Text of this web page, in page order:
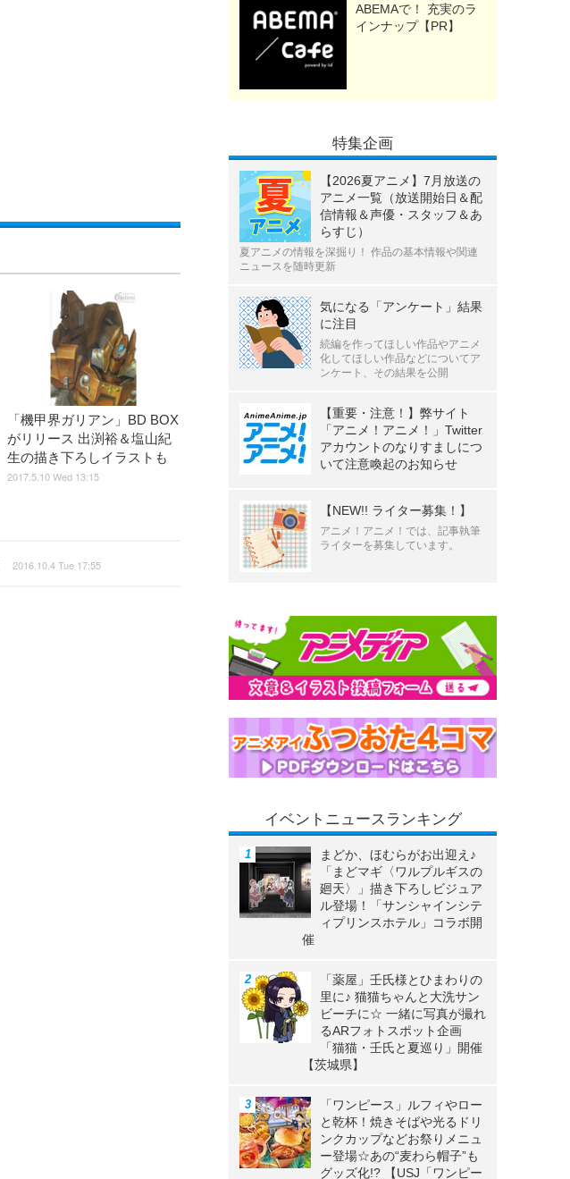
「機甲界ガリアン」BD BOX
がリリース 出渕裕＆塩山紀
生の描き下ろしイラストも
2017.5.10 Wed 13:15
2016.10.4 Tue 17:55
ABEMAで！ 充実のラ
インナップ【PR】
特集企画
【2026夏アニメ】7月放送の
アニメ一覧（放送開始日＆配
信情報＆声優・スタッフ＆あ
らすじ）
夏アニメの情報を深掘り！ 作品の基本情報や関連
ニュースを随時更新
気になる「アンケート」結果
に注目
続編を作ってほしい作品やアニメ
化してほしい作品などについてア
ンケート、その結果を公開
【重要・注意！】弊サイト
「アニメ！アニメ！」Twitter
アカウントのなりすましにつ
いて注意喚起のお知らせ
【NEW!! ライター募集！】
アニメ！アニメ！では、記事執筆
ライターを募集しています。
イベントニュースランキング
まどか、ほむらがお出迎え♪
「まどマギ〈ワルプルギスの
廻天〉」描き下ろしビジュア
ル登場！「サンシャインシテ
ィプリンスホテル」コラボ開
催
「薬屋」壬氏様とひまわりの
里に♪ 猫猫ちゃんと大洗サン
ビーチに☆ 一緒に写真が撮れ
るARフォトスポット企画
「猫猫・壬氏と夏巡り」開催
【茨城県】
「ワンピース」ルフィやロー
と乾杯！焼きそばや光るドリ
ンクカップなどお祭りメニュ
ー登場☆あの“麦わら帽子”も
グッズ化!? 【USJ「ワンピー